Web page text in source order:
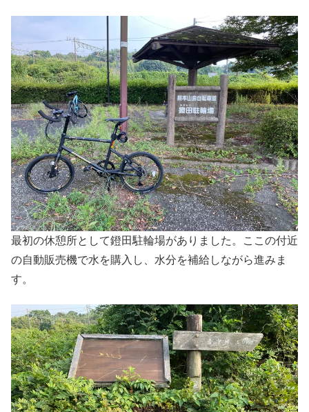
最初の休憩所として鐙田駐輪場がありました。ここの付近
の自動販売機で水を購入し、水分を補給しながら進みま
す。